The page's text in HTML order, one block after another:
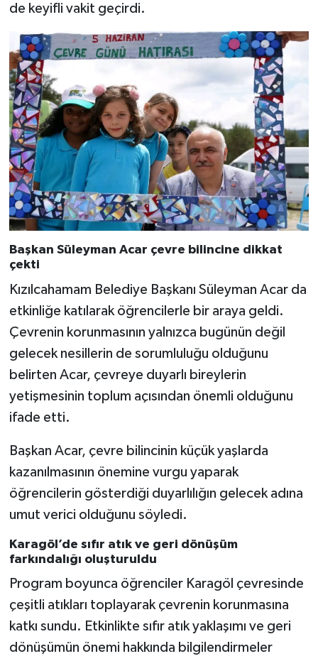
de keyifli vakit geçirdi.
Başkan Süleyman Acar çevre bilincine dikkat
çekti
Kızılcahamam Belediye Başkanı Süleyman Acar da
etkinliğe katılarak öğrencilerle bir araya geldi.
Çevrenin korunmasının yalnızca bugünün değil
gelecek nesillerin de sorumluluğu olduğunu
belirten Acar, çevreye duyarlı bireylerin
yetişmesinin toplum açısından önemli olduğunu
ifade etti.
Başkan Acar, çevre bilincinin küçük yaşlarda
kazanılmasının önemine vurgu yaparak
öğrencilerin gösterdiği duyarlılığın gelecek adına
umut verici olduğunu söyledi.
Karagöl’de sıfır atık ve geri dönüşüm
farkındalığı oluşturuldu
Program boyunca öğrenciler Karagöl çevresinde
çeşitli atıkları toplayarak çevrenin korunmasına
katkı sundu. Etkinlikte sıfır atık yaklaşımı ve geri
dönüşümün önemi hakkında bilgilendirmeler